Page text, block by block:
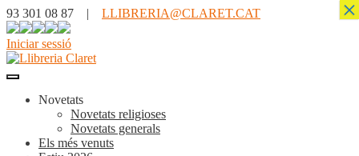
93 301 08 87 | LLIBRERIA@CLARET.CAT
Iniciar sessió
Novetats
Novetats religioses
Novetats generals
Els més venuts
×